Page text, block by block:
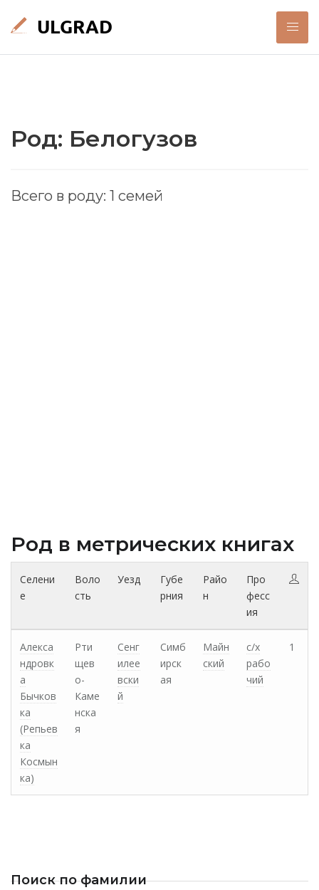
Род: Белогузов
Всего в роду: 1 семей
Род в метрических книгах
Селени
е
Воло
сть
Уезд
Губе
рния
Райо
н
Про
фесс
ия
Алекса
ндровк
а
Бычков
ка
(Репьев
ка
Космын
ка)
Рти
щев
о-
Каме
нска
я
Сенг
илее
вски
й
Симб
ирск
ая
Майн
ский
с/х
рабо
чий
1
Поиск по фамилии